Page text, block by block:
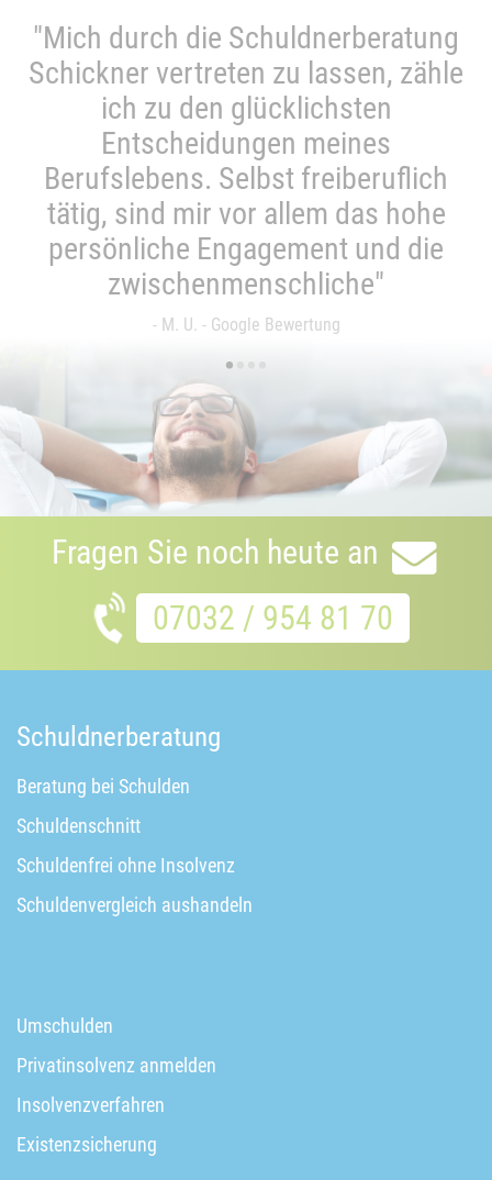
"Mich durch die Schuldnerberatung
Schickner vertreten zu lassen, zähle
ich zu den glücklichsten
Entscheidungen meines
Berufslebens. Selbst freiberuflich
tätig, sind mir vor allem das hohe
persönliche Engagement und die
zwischenmenschliche"
- M. U. - Google Bewertung
••••
Fragen Sie noch heute an
07032 / 954 81 70
Schuldnerberatung
Beratung bei Schulden
Schuldenschnitt
Schuldenfrei ohne Insolvenz
Schuldenvergleich aushandeln
Umschulden
Privatinsolvenz anmelden
Insolvenzverfahren
Existenzsicherung